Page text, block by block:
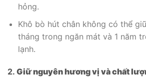
hỏng.
Khô bò hút chân không có thể
tháng trong ngăn mát và 1 năm
lạnh.
2. Giữ nguyên hương vị và chất